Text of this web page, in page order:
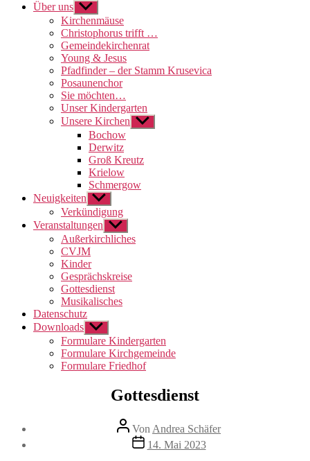
Über uns Untermenü
anzeigen
Kirchenmäuse
Christophorus trifft …
Gemeindekirchenrat
Young & Jesus
Pfadfinder – der Stamm Krusevica
Posaunenchor
Sie möchten…
Unser Kindergarten
Unsere Kirchen Untermenü
anzeigen
Bochow
Derwitz
Groß Kreutz
Krielow
Schmergow
Neuigkeiten Untermenü
anzeigen
Verkündigung
Veranstaltungen Untermenü
anzeigen
Außerkirchliches
CVJM
Kinder
Gesprächskreise
Gottesdienst
Musikalisches
Datenschutz
Downloads Untermenü
anzeigen
Formulare Kindergarten
Formulare Kirchgemeinde
Formulare Friedhof
Gottesdienst
Beitragsautor
Von Andrea Schäfer
Beitragsdatum
14. Mai 2023